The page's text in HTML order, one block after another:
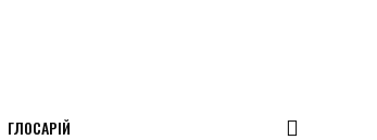
ГЛОСАРІЙ